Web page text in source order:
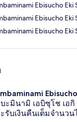
Ebisucho Eki
Ebisucho Eki
Ebisucho Eki
ะมินามิ เอบิซุโช เอ
รับเงินคืนเต็มจำนว